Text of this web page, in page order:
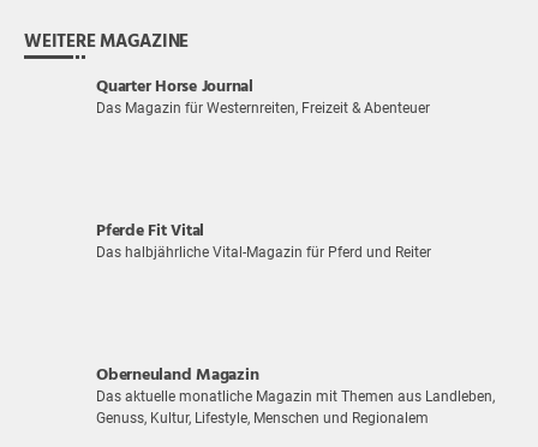
WEITERE MAGAZINE
Quarter Horse Journal
Das Magazin für Westernreiten, Freizeit & Abenteuer
Pferde Fit Vital
Das halbjährliche Vital-Magazin für Pferd und Reiter
Oberneuland Magazin
Das aktuelle monatliche Magazin mit Themen aus Landleben,
Genuss, Kultur, Lifestyle, Menschen und Regionalem